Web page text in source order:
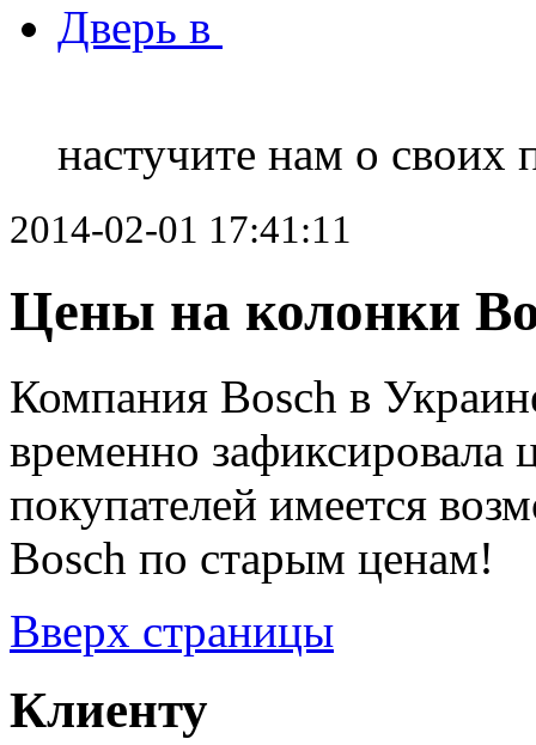
Дверь в
настучите нам о своих
2014-02-01 17:41:11
Цены на колонки
Компания Bosch в
временно
покупателей имеется
Bosch по старым ценам!
Вверх страницы
Клиенту